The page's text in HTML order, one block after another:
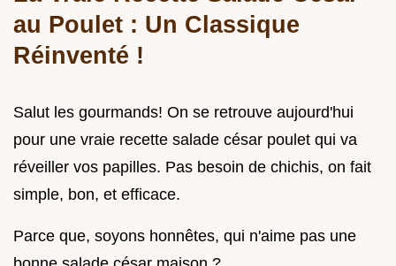
au Poulet : Un Classique
Réinventé !
Salut les gourmands! On se retrouve aujourd'hui
pour une vraie recette salade césar poulet qui va
réveiller vos papilles. Pas besoin de chichis, on fait
simple, bon, et efficace.
Parce que, soyons honnêtes, qui n'aime pas une